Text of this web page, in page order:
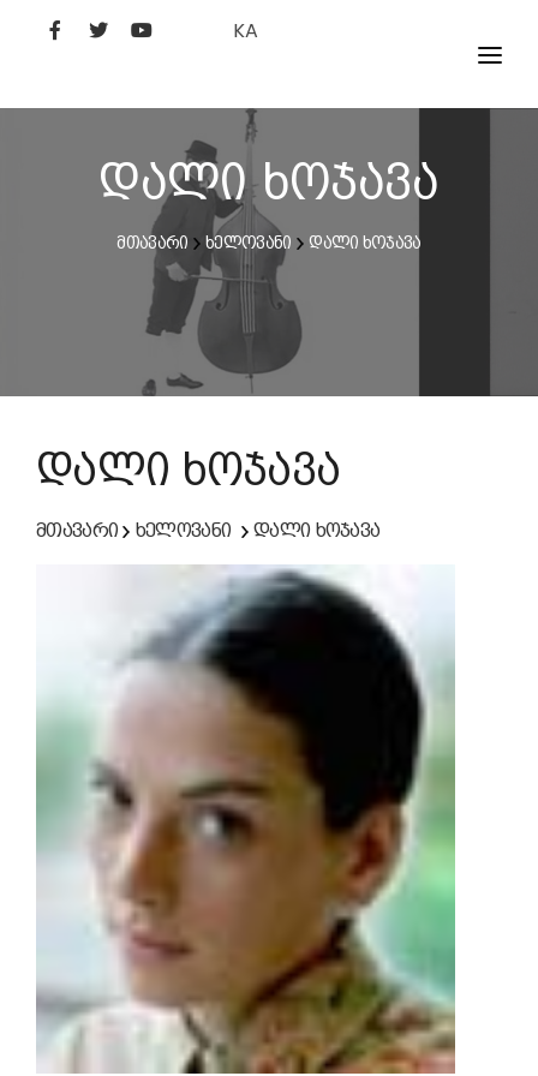
KA
ᲤᲘᲚᲛᲔᲑᲘ
ᲮᲔᲚᲝᲕᲐᲜᲘ
ᲙᲘᲜᲝᲡᲢᲣᲓᲘᲐ
ᲙᲘᲜᲝᲐᲙᲐᲓᲔᲛᲘᲐ
დალი ხოჯავა
მთავარი ხელოვანი დალი ხოჯავა
დალი ხოჯავა
მთავარი ხელოვანი დალი ხოჯავა